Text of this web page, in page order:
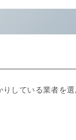
している業者を